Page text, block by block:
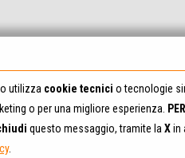
utilizza cookie tecnici o tecnologie
o per una migliore esperienza.
questo messaggio, tramite la Xin
.